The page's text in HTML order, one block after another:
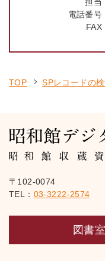
電話番号
FAX
TOP SPレコードの
〒102-0074
TEL： 03-3222-2574
図書